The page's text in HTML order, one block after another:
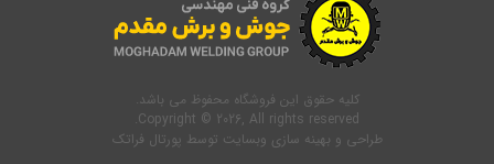
کلیه حقوق این فروشگاه محفوظ می باشد.
Copyright © 2026, All rights reserved.
طراحی و بهینه سازی وبسایت توسط پورتال فراتک